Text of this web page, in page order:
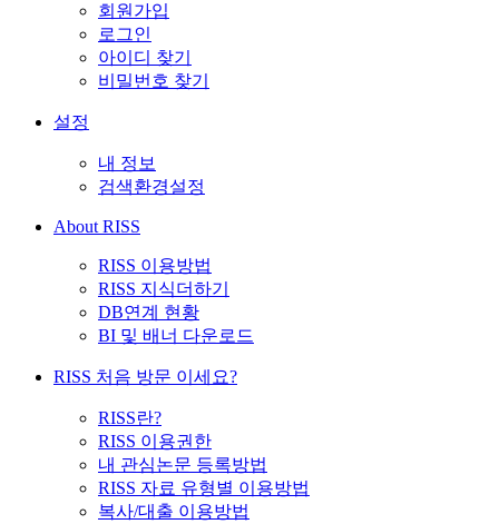
회원가입
로그인
아이디 찾기
비밀번호 찾기
설정
내 정보
검색환경설정
About RISS
RISS 이용방법
RISS 지식더하기
DB연계 현황
BI 및 배너 다운로드
RISS 처음 방문 이세요?
RISS란?
RISS 이용권한
내 관심논문 등록방법
RISS 자료 유형별 이용방법
복사/대출 이용방법